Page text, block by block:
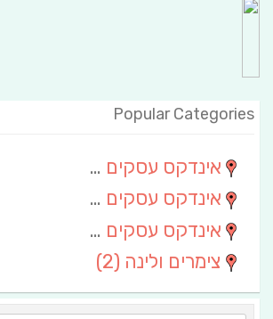
Popular Categories
אינדקס עסקים מרחבי
אינדקס עסקים חבל שלום
אינדקס עסקים ארצי
צימרים ולינה (2)